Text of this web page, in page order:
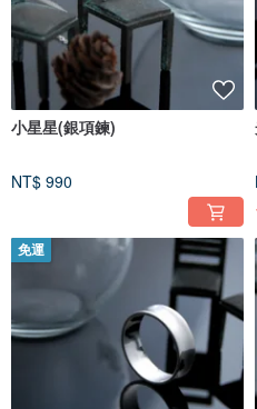
小星星(銀項鍊)
NT$ 990
免運